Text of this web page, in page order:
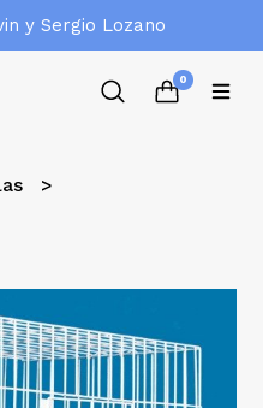
y Sergio Lozano
0